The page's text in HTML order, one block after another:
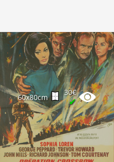
60x80cm
30€
✔